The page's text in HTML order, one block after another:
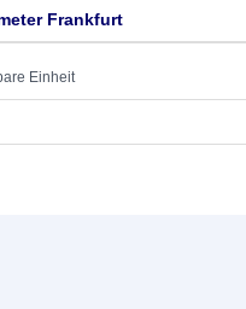
Frankfurt
Einheit